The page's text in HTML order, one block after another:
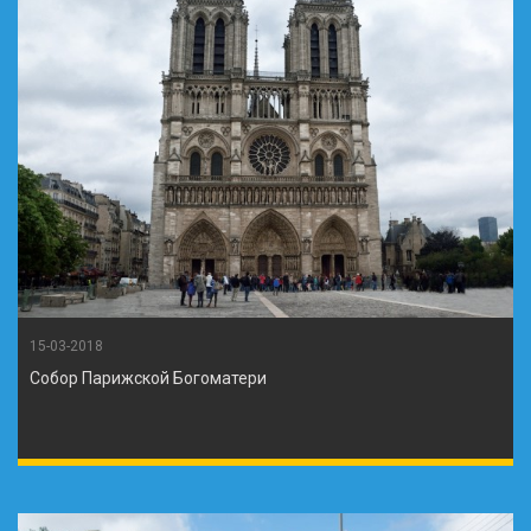
15-03-2018
Собор Парижской Богоматери